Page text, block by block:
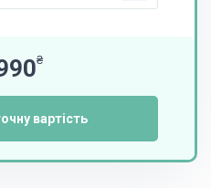
₴
вартість